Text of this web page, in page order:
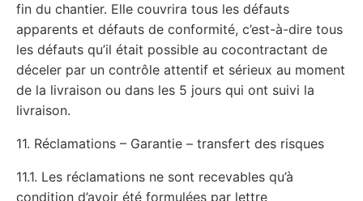
fin du chantier. Elle couvrira tous les défauts
apparents et défauts de conformité, c’est-à-dire tous
les défauts qu’il était possible au cocontractant de
déceler par un contrôle attentif et sérieux au moment
de la livraison ou dans les 5 jours qui ont suivi la
livraison.
11. Réclamations – Garantie – transfert des risques
11.1. Les réclamations ne sont recevables qu’à
condition d’avoir été formulées par lettre